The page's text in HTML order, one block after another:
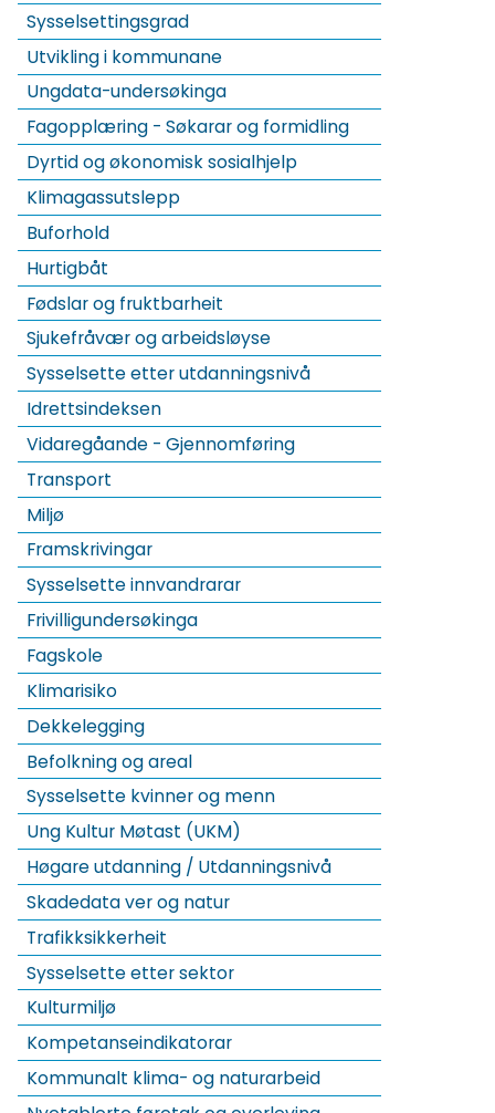
Sysselsettingsgrad
Utvikling i kommunane
Ungdata-undersøkinga
Fagopplæring - Søkarar og formidling
Dyrtid og økonomisk sosialhjelp
Klimagassutslepp
Buforhold
Hurtigbåt
Fødslar og fruktbarheit
Sjukefråvær og arbeidsløyse
Sysselsette etter utdanningsnivå
Idrettsindeksen
Vidaregåande - Gjennomføring
Transport
Miljø
Framskrivingar
Sysselsette innvandrarar
Frivilligundersøkinga
Fagskole
Klimarisiko
Dekkelegging
Befolkning og areal
Sysselsette kvinner og menn
Ung Kultur Møtast (UKM)
Høgare utdanning / Utdanningsnivå
Skadedata ver og natur
Trafikksikkerheit
Sysselsette etter sektor
Kulturmiljø
Kompetanseindikatorar
Kommunalt klima- og naturarbeid